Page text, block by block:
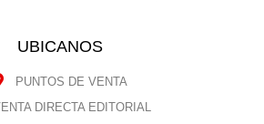
UBICANOS
PUNTOS DE VENTA
DIRECTA EDITORIAL